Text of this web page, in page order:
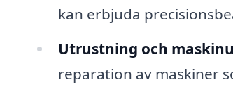
kan erbjuda
Utrustning och
reparation av maskiner